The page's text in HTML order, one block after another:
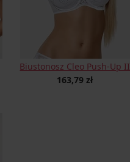
Biustonosz Cleo Push-Up II
163,79 zł